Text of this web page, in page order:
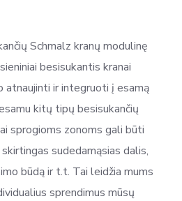
Schmalz kranų modulinę
besisukantis kranai
atnaujinti ir integruoti į esamą
kitų tipų besisukančių
sprogioms zonoms gali būti
sudedamąsias dalis,
būdą ir t.t. Tai leidžia mums
sprendimus mūsų